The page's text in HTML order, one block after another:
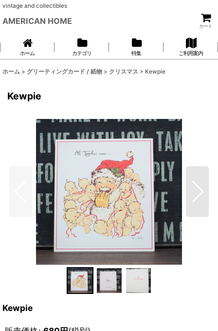
vintage and collectibles
AMERICAN HOME
カート
ホーム カテゴリ 特集 ご利用案内
ホーム > グリーティングカード / 紙物 > クリスマス > Kewpie
Kewpie
Kewpie